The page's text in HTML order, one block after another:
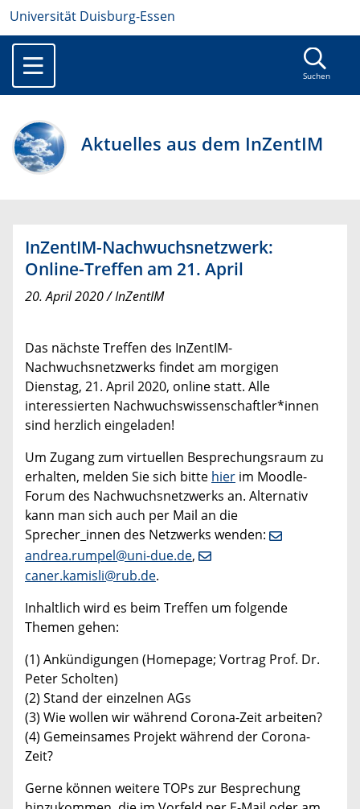
Universität Duisburg-Essen
Suchen
Aktuelles aus dem InZentIM
InZentIM-Nachwuchsnetzwerk:
Online-Treffen am 21. April
20. April 2020 / InZentIM
Das nächste Treffen des InZentIM-
Nachwuchsnetzwerks findet am morgigen
Dienstag, 21. April 2020, online statt. Alle
interessierten Nachwuchswissenschaftler*innen
sind herzlich eingeladen!
Um Zugang zum virtuellen Besprechungsraum zu
erhalten, melden Sie sich bitte hier im Moodle-
Forum des Nachwuchsnetzwerks an. Alternativ
kann man sich auch per Mail an die
Sprecher_innen des Netzwerks wenden:
andrea.rumpel@uni-due.de,
caner.kamisli@rub.de.
Inhaltlich wird es beim Treffen um folgende
Themen gehen:
(1) Ankündigungen (Homepage; Vortrag Prof. Dr.
Peter Scholten)
(2) Stand der einzelnen AGs
(3) Wie wollen wir während Corona-Zeit arbeiten?
(4) Gemeinsames Projekt während der Corona-
Zeit?
Gerne können weitere TOPs zur Besprechung